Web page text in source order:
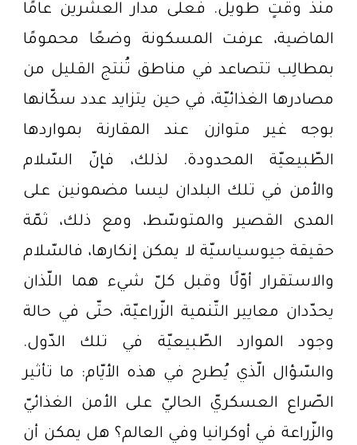
منذ وقتٍ طويل. فعلى مدار العشرين عامًا
الماضية، عرفت المسكونة وضعًا محمومًا
بمطالِب تتصاعد في مناطق تُنتج القليل من
مصادرها الغذائيّة، في حين يتزايد عدد سكّانها
بوجه غير متوازن عند المقارنة بمواردها
الطّبيعيّة المحدودة. لذلك، فإنّ السّلام
والأمن في تلك البلدان ليسا مضمونين على
المدى القصير والمتوسّط، ومع ذلك، ثمّة
حقيقة جيوسياسيّة لا يمكن إنكارها، فالسّلام
والاستقرار أوّلًا وقبل كلّ شيء هما اللّذان
يحدّدان معايير التّنمية الزّراعيّة، حتّى في حالة
وجود الموارد الطّبيعيّة في تلك الدّول.
والسّؤال الّذي يُطرح في هذه الأيّام: ما تأثير
الصّراع العسكريّ الحاليّ على الأمن الغذائيّ
والزّراعة في أوكرانيا وفي العالم؟ هل يمكن أن